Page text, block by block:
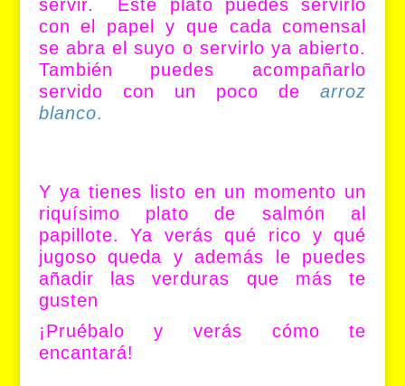
servir. Este plato puedes servirlo
con el papel y que cada comensal
se abra el suyo o servirlo ya abierto.
También puedes acompañarlo
servido con un poco dearroz
blanco.
Y ya tienes listo en un momento un
riquísimo plato de salmón al
papillote. Ya verás qué rico y qué
jugoso queda y además le puedes
añadir las verduras que más te
gusten
¡Pruébalo y verás cómo te
encantará!